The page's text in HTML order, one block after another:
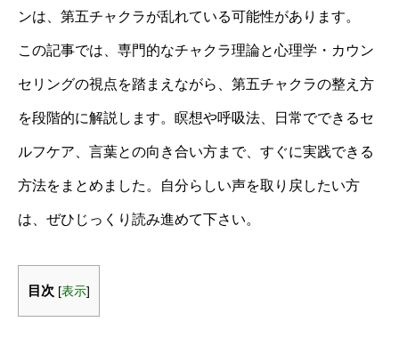
ンは、第五チャクラが乱れている可能性があります。
この記事では、専門的なチャクラ理論と心理学・カウン
セリングの視点を踏まえながら、第五チャクラの整え方
を段階的に解説します。瞑想や呼吸法、日常でできるセ
ルフケア、言葉との向き合い方まで、すぐに実践できる
方法をまとめました。自分らしい声を取り戻したい方
は、ぜひじっくり読み進めて下さい。
目次 [表示]